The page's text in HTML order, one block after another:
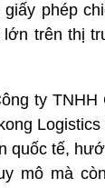
phép
trên thị
ty TNHH
quốc tế,
mô mà